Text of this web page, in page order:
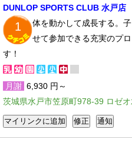
DUNLOP SPORTS CLUB 水戸店
1
体を動かして成長する。
せて参加できる充実のプ
す！
月謝 6,930 円～
茨城県水戸市笠原町978-39 ロゼ